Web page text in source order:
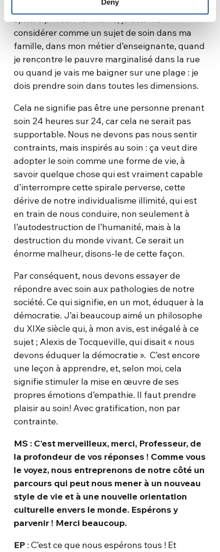
Deny
Nous devons donc faire sortir le soin de la
sphère privée. Moi-même, je dois me
considérer comme un sujet de soin dans ma
famille, dans mon métier d’enseignante, quand
je rencontre le pauvre marginalisé dans la rue
ou quand je vais me baigner sur une plage : je
dois prendre soin dans toutes les dimensions.
Cela ne signifie pas être une personne prenant
soin 24 heures sur 24, car cela ne serait pas
supportable. Nous ne devons pas nous sentir
contraints, mais inspirés au soin : ça veut dire
adopter le soin comme une forme de vie, à
savoir quelque chose qui est vraiment capable
d’interrompre cette spirale perverse, cette
dérive de notre individualisme illimité, qui est
en train de nous conduire, non seulement à
l’autodestruction de l’humanité, mais à la
destruction du monde vivant. Ce serait un
énorme malheur, disons-le de cette façon.
Par conséquent, nous devons essayer de
répondre avec soin aux pathologies de notre
société. Ce qui signifie, en un mot, éduquer à la
démocratie. J’ai beaucoup aimé un philosophe
du XIXe siècle qui, à mon avis, est inégalé à ce
sujet ; Alexis de Tocqueville, qui disait « nous
devons éduquer la démocratie ». C’est encore
une leçon à apprendre, et, selon moi, cela
signifie stimuler la mise en œuvre de ses
propres émotions d’empathie. Il faut prendre
plaisir au soin! Avec gratification, non par
contrainte.
MS : C’est merveilleux, merci, Professeur, de
la profondeur de vos réponses ! Comme vous
le voyez, nous entreprenons de notre côté un
parcours qui peut nous mener à un nouveau
style de vie et à une nouvelle orientation
culturelle envers le monde. Espérons y
parvenir ! Merci beaucoup.
EP : C’est ce que nous espérons tous ! Et